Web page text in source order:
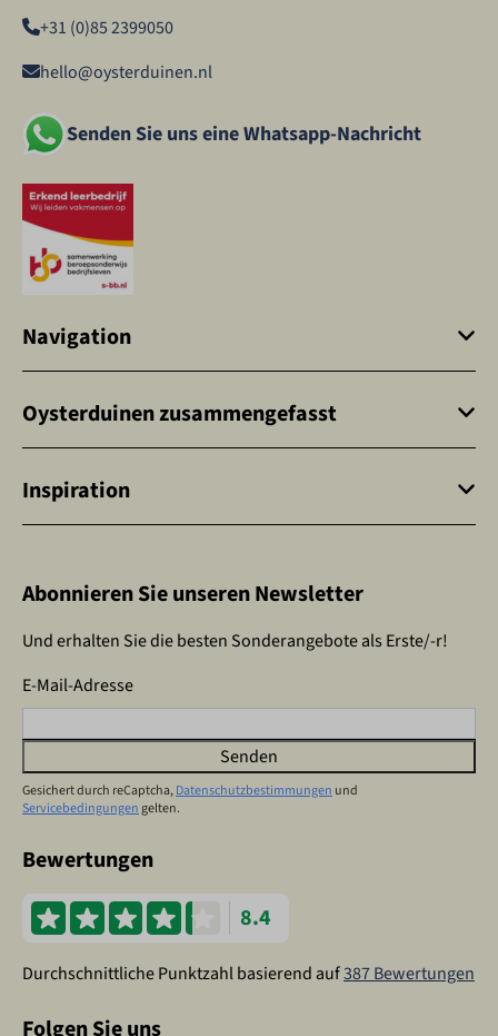
+31 (0)85 2399050
hello@oysterduinen.nl
Senden Sie uns eine Whatsapp-Nachricht
Navigation
Oysterduinen zusammengefasst
Inspiration
Abonnieren Sie unseren Newsletter
Und erhalten Sie die besten Sonderangebote als Erste/-r!
E-Mail-Adresse
Senden
Gesichert durch reCaptcha,Datenschutzbestimmungen und
Servicebedingungengelten.
Bewertungen
8.4
Durchschnittliche Punktzahl basierend auf387 Bewertungen
Folgen Sie uns